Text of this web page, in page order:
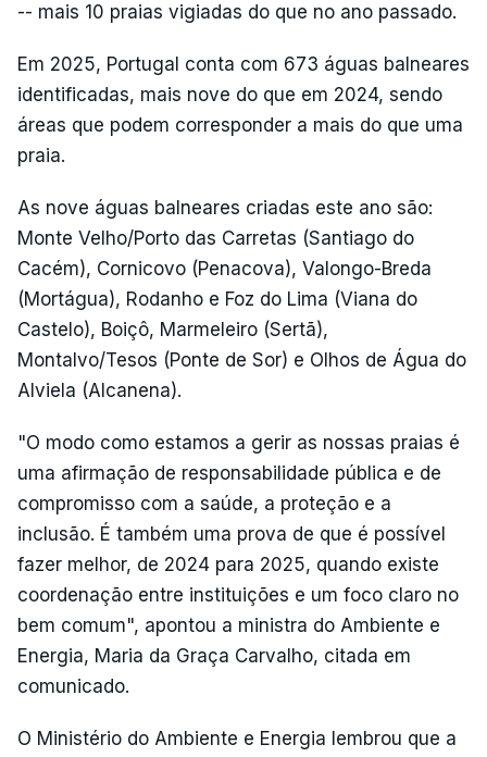
-- mais 10 praias vigiadas do que no ano passado.
Em 2025, Portugal conta com 673 águas balneares
identificadas, mais nove do que em 2024, sendo
áreas que podem corresponder a mais do que uma
praia.
As nove águas balneares criadas este ano são:
Monte Velho/Porto das Carretas (Santiago do
Cacém), Cornicovo (Penacova), Valongo-Breda
(Mortágua), Rodanho e Foz do Lima (Viana do
Castelo), Boiçô, Marmeleiro (Sertã),
Montalvo/Tesos (Ponte de Sor) e Olhos de Água do
Alviela (Alcanena).
"O modo como estamos a gerir as nossas praias é
uma afirmação de responsabilidade pública e de
compromisso com a saúde, a proteção e a
inclusão. É também uma prova de que é possível
fazer melhor, de 2024 para 2025, quando existe
coordenação entre instituições e um foco claro no
bem comum", apontou a ministra do Ambiente e
Energia, Maria da Graça Carvalho, citada em
comunicado.
O Ministério do Ambiente e Energia lembrou que a